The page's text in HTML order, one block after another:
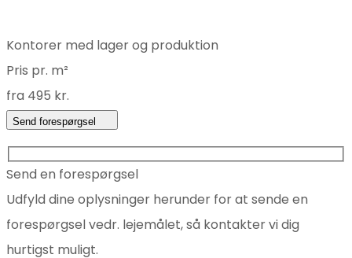
Kontorer med lager og produktion
Pris pr. m²
fra 495 kr.
Send forespørgsel
Send en forespørgsel
Udfyld dine oplysninger herunder for at sende en
forespørgsel vedr. lejemålet, så kontakter vi dig
hurtigst muligt.